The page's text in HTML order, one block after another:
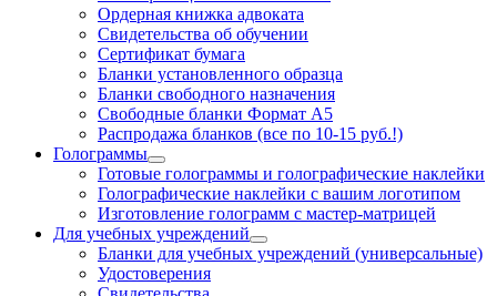
Ордерная книжка адвоката
Свидетельства об обучении
Сертификат бумага
Бланки установленного образца
Бланки свободного назначения
Свободные бланки Формат А5
Распродажа бланков (все по 10-15 руб.!)
Голограммы
Готовые голограммы и голографические наклейки
Голографические наклейки с вашим логотипом
Изготовление голограмм с мастер-матрицей
Для учебных учреждений
Бланки для учебных учреждений (универсальные)
Удостоверения